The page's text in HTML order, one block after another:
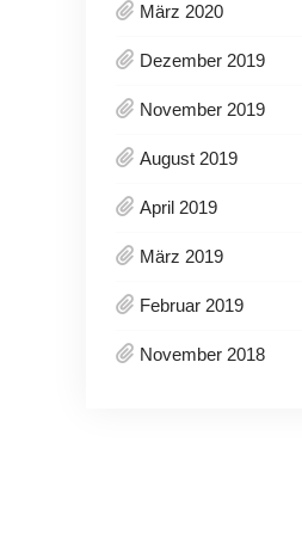
März 2020
Dezember 2019
November 2019
August 2019
April 2019
März 2019
Februar 2019
November 2018